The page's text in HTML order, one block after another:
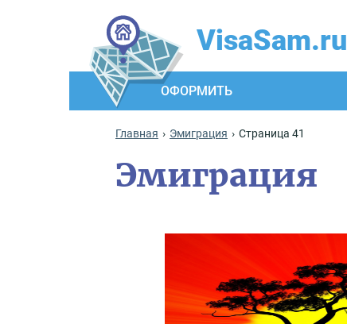
VisaSam.ru
ОФОРМИТЬ
Главная Эмиграция Страница 41
Эмиграция